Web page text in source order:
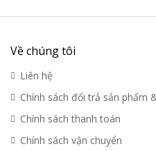
Về chúng tôi
Liên hệ
Chính sách đổi trả sản phẩm
Chính sách thanh toán
Chính sách vận chuyển